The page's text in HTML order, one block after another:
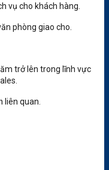
vụ cho khách hàng.
phòng giao cho.
trở lên trong lĩnh vực
liên quan.